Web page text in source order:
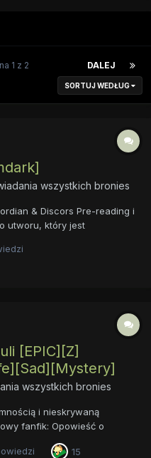
DALEJ
1 z 2
SORTUJ WEDŁUG
wszystkich bronies
& Discors Pre-reading i
utworu, który jest
1mxrMGu4W-
edit Tutaj chciałbym
[EPIC][Z]
wszystkich bronies
i nieskrywaną
fanfik: Opowieść o
zadowolony z tego tekstu i,
15